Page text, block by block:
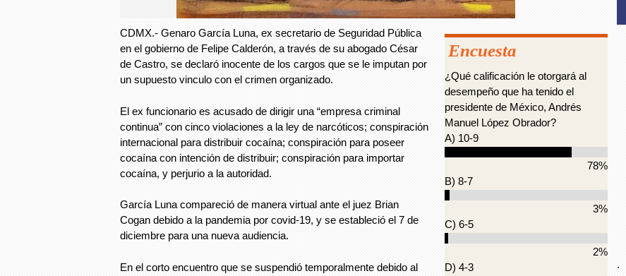
CDMX.- Genaro García Luna, ex secretario de Seguridad Pública
en el gobierno de Felipe Calderón, a través de su abogado César
de Castro, se declaró inocente de los cargos que se le imputan por
un supuesto vinculo con el crimen organizado.
El ex funcionario es acusado de dirigir una “empresa criminal
continua” con cinco violaciones a la ley de narcóticos; conspiración
internacional para distribuir cocaína; conspiración para poseer
cocaína con intención de distribuir; conspiración para importar
cocaína, y perjurio a la autoridad.
García Luna compareció de manera virtual ante el juez Brian
Cogan debido a la pandemia por covid-19, y se estableció el 7 de
diciembre para una nueva audiencia.
En el corto encuentro que se suspendió temporalmente debido al
Encuesta
¿Qué calificación le otorgará al
desempeño que ha tenido el
presidente de México, Andrés
Manuel López Obrador?
A) 10-9
78%
B) 8-7
3%
C) 6-5
2%
D) 4-3
.